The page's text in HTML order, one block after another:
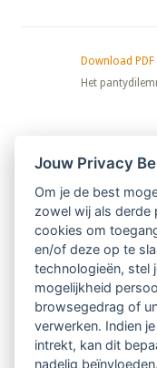
Download PDF
Het
Nieuwsbrief
Ontvang 10 x
vrij
nieuws op
begeleiden
Jouw Privacy
Om je de best
zowel wij als derde
cookies om
en/of deze op te
technologieën, stel
mogelijkheid
browsegedrag of
verwerken. Indien
intrekt, kan dit
nadelig